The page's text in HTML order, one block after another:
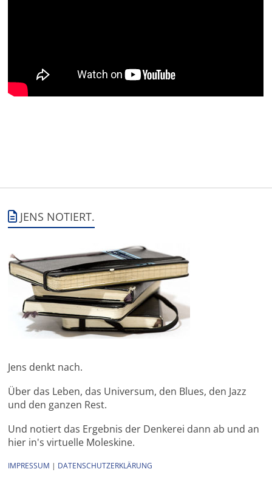
JENS NOTIERT.
Jens denkt nach.
Über das Leben, das Universum, den Blues, den Jazz
und den ganzen Rest.
Und notiert das Ergebnis der Denkerei dann ab und an
hier in's virtuelle Moleskine.
IMPRESSUM | DATENSCHUTZERKLÄRUNG